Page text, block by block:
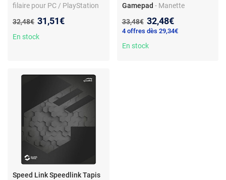
filaire pour PC / PlayStation
Ancien prix :
32,48€ Nouveau prix :
31,51€
En stock
Gamepad - Manette
Nintendo Switch/OLED -
Finition caoutchouc noir
Ancien prix :
33,48€ Nouveau prix :
32,48€
4 offres dès 29,34€
En stock
Speed Link Speedlink Tapis